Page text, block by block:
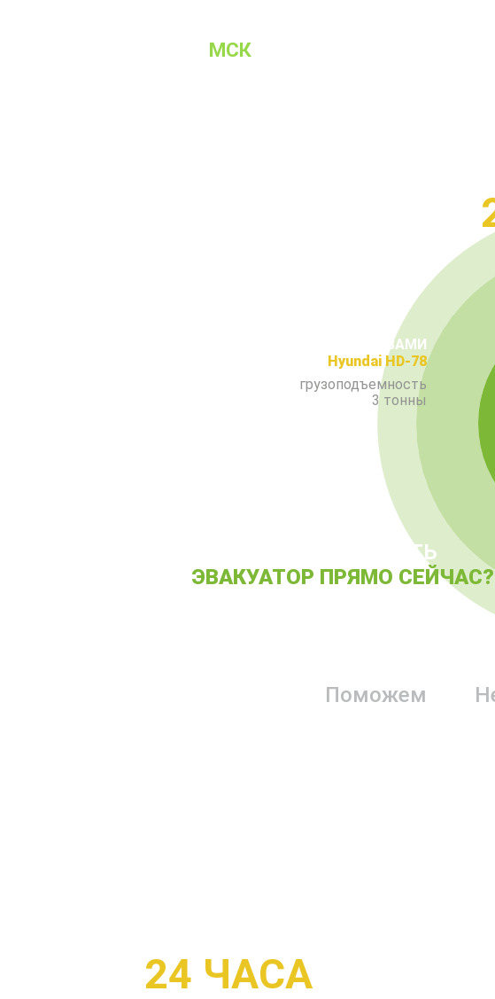
МСК
Рядом с ВАМИ
Hyundai HD-78
грузоподъемность
3 тонны
ХОТИТЕ ВЫЗВАТЬ
ЭВАКУАТОР ПРЯМО СЕЙЧАС?
Поможем
24 ЧАСА
Разрешите
я диспетчер